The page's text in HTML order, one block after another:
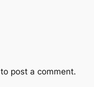
to post a comment.